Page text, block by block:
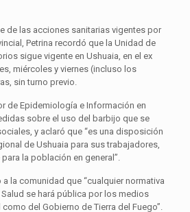
de las acciones sanitarias vigentes por
Petrina recordó que la Unidad de
sigue vigente en Ushuaia, en el ex
miércoles y viernes (incluso los
sin turno previo.
de Epidemiología e Información en
sobre el uso del barbijo que se
y aclaró que “es una disposición
de Ushuaia para sus trabajadores,
la población en general”.
la comunidad que “cualquier normativa
se hará pública por los medios
del Gobierno de Tierra del Fuego”.